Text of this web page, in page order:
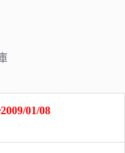
01/08